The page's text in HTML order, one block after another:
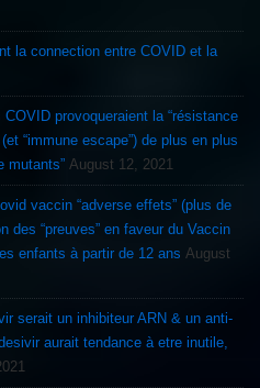
la connection entre COVID et la
provoqueraient la “résistance
“immune escape”) de plus en plus
mutants” August 12, 2021
vaccin “adverse effets” (plus de
des “preuves” en faveur du Vaccin
enfants à partir de 12 ans August
serait un inhibiteur ARN & un anti-
aurait tendance à etre inutile,